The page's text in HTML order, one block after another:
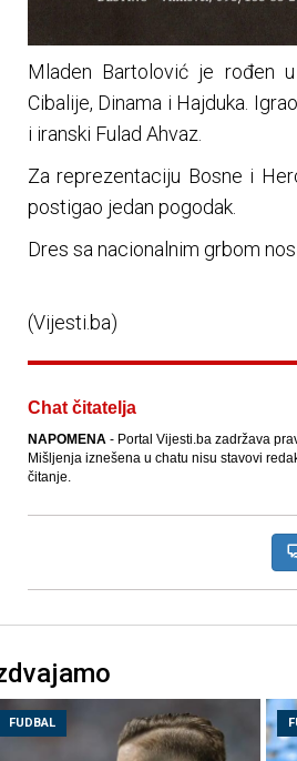
Mladen Bartolović je rođen
Cibalije, Dinama i Hajduka.
i iranski Fulad Ahvaz.
Za reprezentaciju Bosne i
postigao jedan pogodak.
Dres sa nacionalnim grbom
(Vijesti.ba)
Chat čitatelja
NAPOMENA- Portal Vijesti.ba zadržava
Mišljenja iznešena u chatu nisu stavovi
čitanje.
FUDBAL